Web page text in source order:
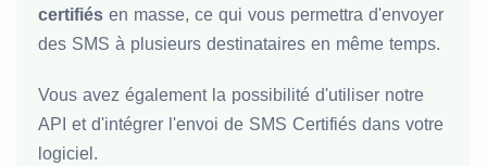
certifiés en masse, ce qui vous permettra d'envoyer
des SMS à plusieurs destinataires en même temps.
Vous avez également la possibilité d'utiliser notre
API et d'intégrer l'envoi de SMS Certifiés dans votre
logiciel.